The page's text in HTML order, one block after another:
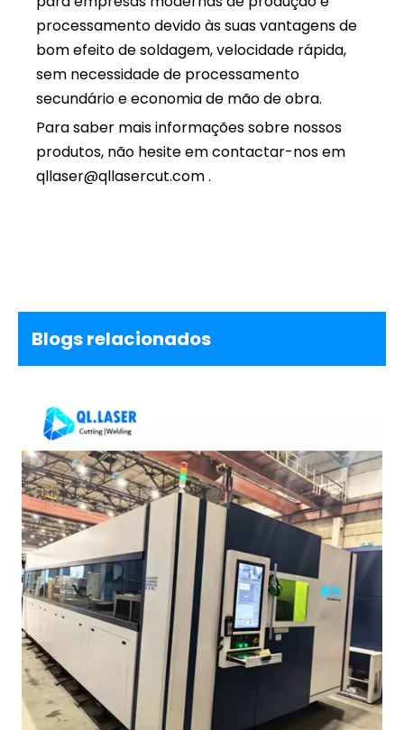
processamento devido às suas vantagens de
bom efeito de soldagem, velocidade rápida,
sem necessidade de processamento
secundário e economia de mão de obra.
Para saber mais informações sobre nossos
produtos, não hesite em contactar-nos em
qllaser@qllasercut.com .
Blogs relacionados